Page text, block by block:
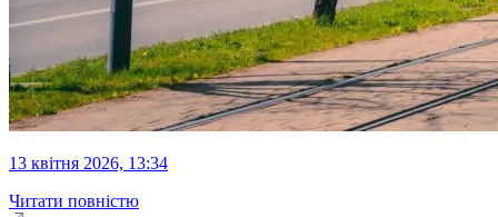
13 квітня 2026, 13:34
Читати повністю